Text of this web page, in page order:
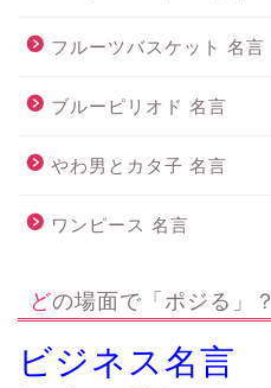
フルーツバスケット 名言
ブルーピリオド 名言
やわ男とカタ子 名言
ワンピース 名言
どの場面で「ポジる」？
ビジネス名言